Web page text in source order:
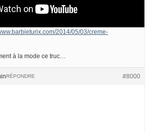
2014/05/03/creme-
à la mode ce truc…
#8000
RÉPONDRE